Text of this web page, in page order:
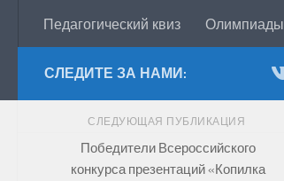
Педагогический квиз Олимпиады
СЛЕДИТЕ ЗА НАМИ:
СЛЕДУЮЩАЯ ПУБЛИКАЦИЯ
Победители Всероссийского
конкурса презентаций «Копилка